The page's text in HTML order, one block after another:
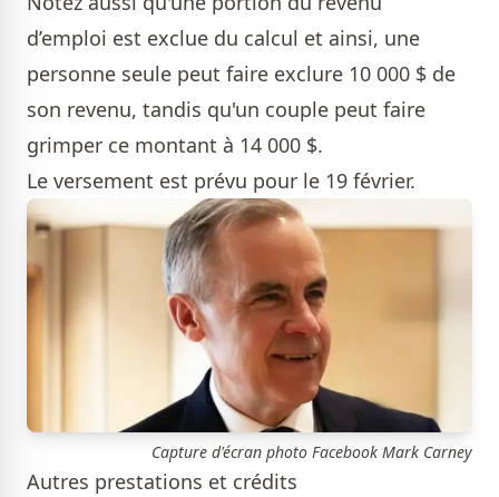
d’emploi est exclue du calcul et ainsi, une
personne seule peut faire exclure 10 000 $ de
son revenu, tandis qu'un couple peut faire
grimper ce montant à 14 000 $.
Le versement est prévu pour le 19 février.
Capture d'écran photo Facebook Mark Carney
Autres prestations et crédits